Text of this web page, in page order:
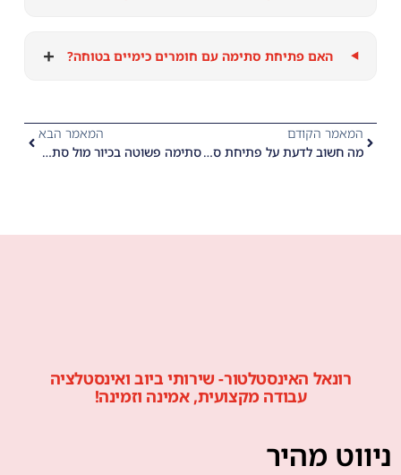
האם פתיחת סתימה עם חומרים כימיים בטוחה? +
המאמר הקודם
מה חשוב לדעת על פתיחת סתימות ביוב: ואיך להימנע מטעויות
המאמר הבא
סתימה פשוטה בכיור מול סתימת ביוב מורכבת: מתי אפשר לפתור לבד ומתי חייבים אינסטלטור?
רונאל האינסטלטור- שירותי ביוב ואינסטלציה
עבודה מקצועית, אמינה וזמינה!
ניווט מהיר